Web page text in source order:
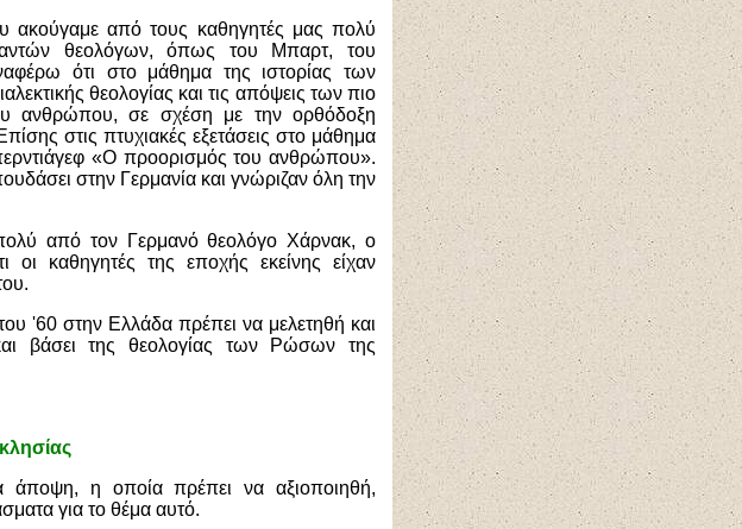
ακούγαμε από τους καθηγητές μας πολύ
θεολόγων, όπως του Μπαρτ, του
ότι στο μάθημα της ιστορίας των
θεολογίας και τις απόψεις των πιο
ανθρώπου, σε σχέση με την ορθόδοξη
στις πτυχιακές εξετάσεις στο μάθημα
«Ο προορισμός του ανθρώπου».
στην Γερμανία και γνώριζαν όλη την
από τον Γερμανό θεολόγο Χάρνακ, ο
οι καθηγητές της εποχής εκείνης είχαν
'60 στην Ελλάδα πρέπει να μελετηθή και
βάσει της θεολογίας των Ρώσων της
η οποία πρέπει να αξιοποιηθή,
για το θέμα αυτό.